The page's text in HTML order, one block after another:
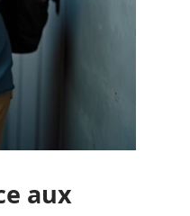
aux